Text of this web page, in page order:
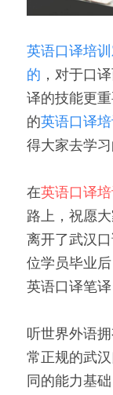
英语口译培
的 ，对于口
译的技能更
的英语口译
得大家去学习
在英语口译培
路上，祝愿
离开了武汉
位学员毕业
英语口译笔译
听世界外语
常正规的武
同的能力基